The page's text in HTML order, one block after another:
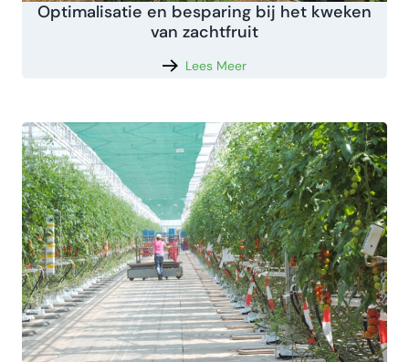
Optimalisatie en besparing bij het kweken
van zachtfruit
Lees Meer